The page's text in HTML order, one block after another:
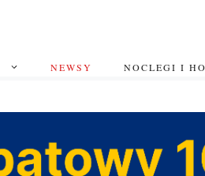
NEWSY NOCLEGI I